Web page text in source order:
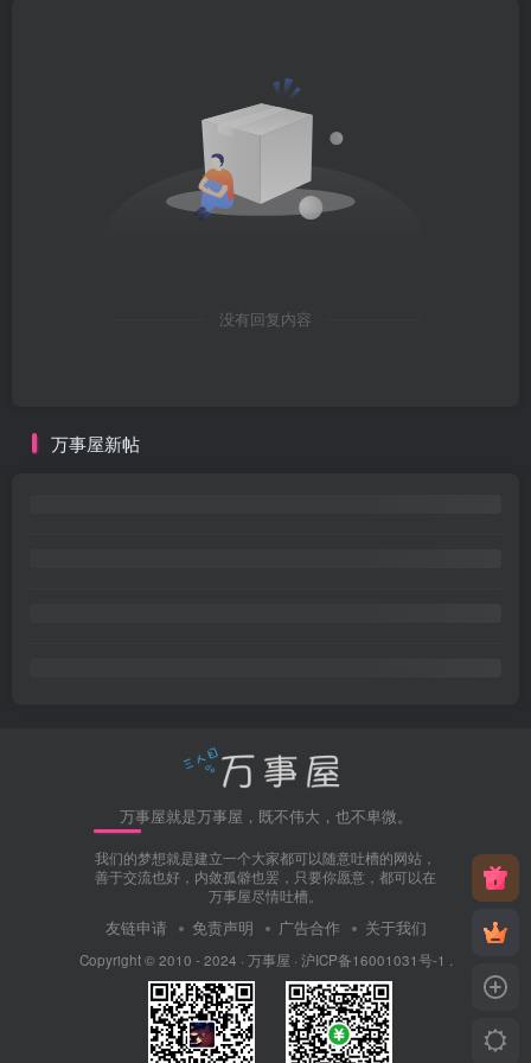
没有回复内容
万事屋新帖
万事屋就是万事屋，既不伟大，也不卑微。
我们的梦想就是建立一个大家都可以随意吐槽的网站，
善于交流也好，内敛孤僻也罢，只要你愿意，都可以在
万事屋尽情吐槽。
友链申请 免责声明 广告合作 关于我们
Copyright © 2010 - 2024 · 万事屋 · 沪ICP备16001031号-1 .